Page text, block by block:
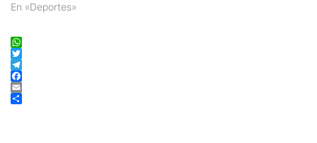
En «Deportes»
WhatsApp
Twitter
Telegram
Facebook
Email